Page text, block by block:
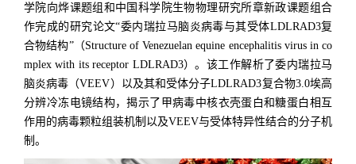
学院向烨课题组和中国科学院生物物理研究所章新政课题组合
作完成的研究论文“委内瑞拉马脑炎病毒与其受体LDLRAD3复
合物结构”（Structure of Venezuelan equine encephalitis virus in co
mplex with its receptor LDLRAD3）。该工作解析了委内瑞拉马
脑炎病毒（VEEV）以及其和受体分子LDLRAD3复合物3.0埃高
分辨冷冻电镜结构，揭示了甲病毒中核衣壳蛋白和糖蛋白相互
作用的病毒颗粒组装机制以及VEEV与受体特异性结合的分子机
制。